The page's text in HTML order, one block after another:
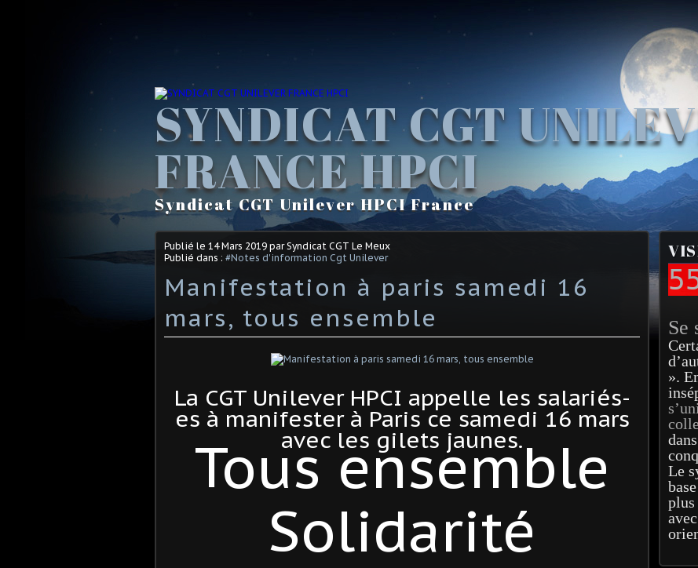
SYNDICAT CGT
FRANCE HPCI
Syndicat CGT Unilever HPCI France
Publié le 14 Mars 2019 par Syndicat CGT Le Meux
Publié dans : #Notes d'information Cgt Unilever
Manifestation à paris samedi 16
mars, tous ensemble
La CGT Unilever HPCI appelle les salariés-
es à manifester à Paris ce samedi 16 mars
avec les gilets jaunes.
Tous ensemble
Solidarité
Se
».
Le